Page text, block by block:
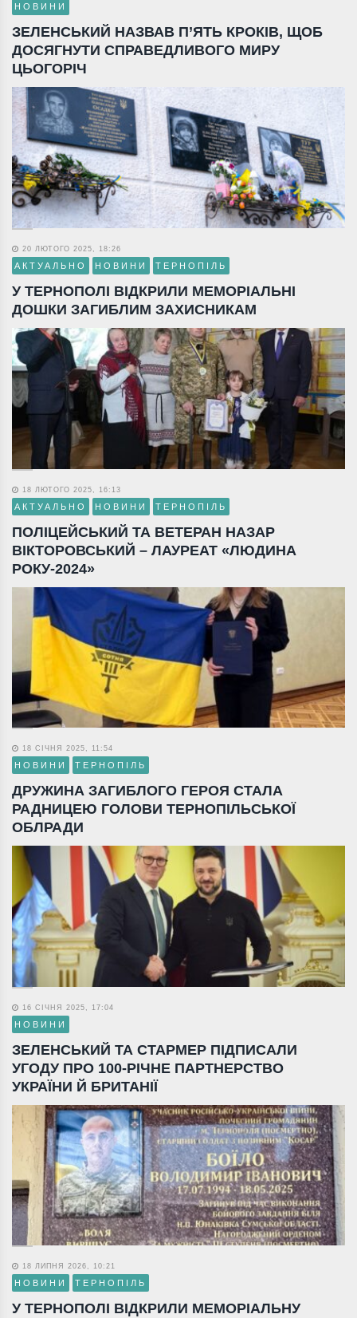
НОВИНИ
ЗЕЛЕНСЬКИЙ НАЗВАВ П’ЯТЬ КРОКІВ, ЩОБ
ДОСЯГНУТИ СПРАВЕДЛИВОГО МИРУ
ЦЬОГОРІЧ
20 ЛЮТОГО 2025, 18:26
АКТУАЛЬНО НОВИНИ ТЕРНОПІЛЬ
У ТЕРНОПОЛІ ВІДКРИЛИ МЕМОРІАЛЬНІ
ДОШКИ ЗАГИБЛИМ ЗАХИСНИКАМ
18 ЛЮТОГО 2025, 16:13
АКТУАЛЬНО НОВИНИ ТЕРНОПІЛЬ
ПОЛІЦЕЙСЬКИЙ ТА ВЕТЕРАН НАЗАР
ВІКТОРОВСЬКИЙ – ЛАУРЕАТ «ЛЮДИНА
РОКУ-2024»
18 СІЧНЯ 2025, 11:54
НОВИНИ ТЕРНОПІЛЬ
ДРУЖИНА ЗАГИБЛОГО ГЕРОЯ СТАЛА
РАДНИЦЕЮ ГОЛОВИ ТЕРНОПІЛЬСЬКОЇ
ОБЛРАДИ
16 СІЧНЯ 2025, 17:04
НОВИНИ
ЗЕЛЕНСЬКИЙ ТА СТАРМЕР ПІДПИСАЛИ
УГОДУ ПРО 100-РІЧНЕ ПАРТНЕРСТВО
УКРАЇНИ Й БРИТАНІЇ
18 ЛИПНЯ 2026, 10:21
НОВИНИ ТЕРНОПІЛЬ
У ТЕРНОПОЛІ ВІДКРИЛИ МЕМОРІАЛЬНУ